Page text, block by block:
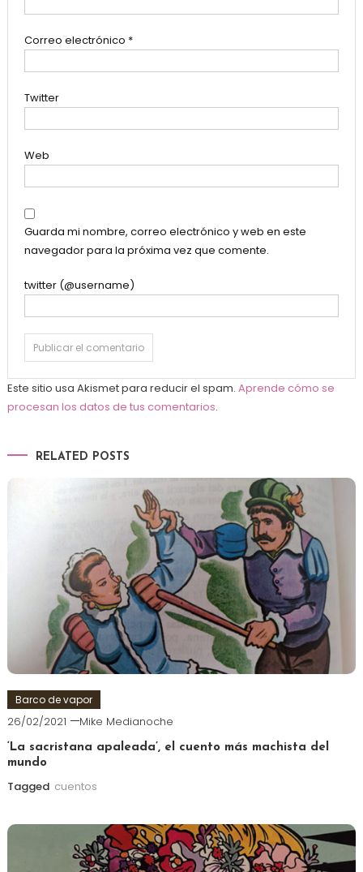
Correo electrónico *
Twitter
Web
Guarda mi nombre, correo electrónico y web en este
navegador para la próxima vez que comente.
twitter (@username)
Este sitio usa Akismet para reducir el spam. Aprende cómo se
procesan los datos de tus comentarios.
RELATED POSTS
Barco de vapor
26/02/2021 Mike Medianoche
‘La sacristana apaleada’, el cuento más machista del
mundo
Tagged cuentos